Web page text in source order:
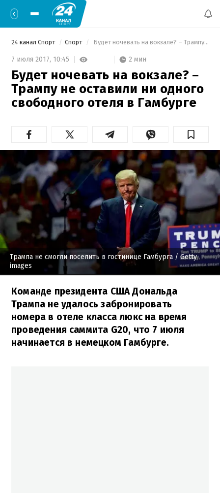
24 канал Спорт Спорт Будет ночевать на вокзале? – Трампу не оставили ни одного свободного отеля в Гамбурге
7 июля 2017, 10:45 2 мин
Будет ночевать на вокзале? –
Трампу не оставили ни одного
свободного отеля в Гамбурге
Трампа не смогли поселить в гостинице Гамбурга / Getty
images
Команде президента США Дональда
Трампа не удалось забронировать
номера в отеле класса люкс на время
проведения саммита G20, что 7 июля
начинается в немецком Гамбурге.